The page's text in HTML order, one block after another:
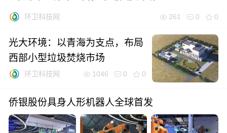
环卫科技网 261 0 0
光大环境：以青海为支点，布局
西部小型垃圾焚烧市场
环卫科技网 1046 0 0
侨银股份具身人形机器人全球首发